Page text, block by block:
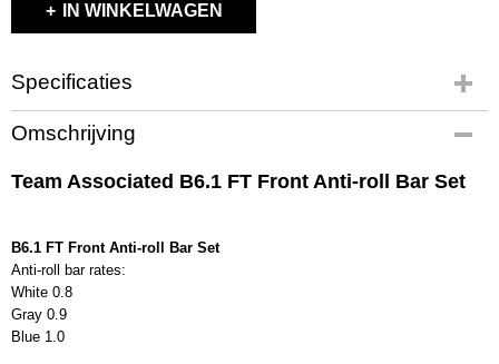
IN WINKELWAGEN
Specificaties
Productcode
91822
EAN code
91822
Bruto gewicht
0,30 Kg
Omschrijving
Team Associated B6.1 FT Front Anti-roll Bar Set
B6.1 FT Front Anti-roll Bar Set
Anti-roll bar rates:
White 0.8
Gray 0.9
Blue 1.0